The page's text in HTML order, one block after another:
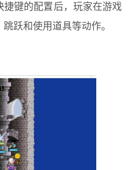
键的配置后，玩家在游戏
跃和使用道具等动作。